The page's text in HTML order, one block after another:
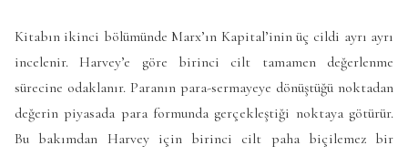
Kitabın ikinci bölümünde Marx’ın Kapital’inin üç cildi ayrı ayrı
incelenir. Harvey’e göre birinci cilt tamamen değerlenme
sürecine odaklanır. Paranın para-sermayeye dönüştüğü noktadan
değerin piyasada para formunda gerçekleştiği noktaya götürür.
Bu bakımdan Harvey için birinci cilt paha biçilemez bir